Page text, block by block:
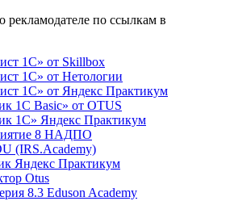
рекламодателе по ссылкам в
1С» от Skillbox
1С» от Нетологии
1С» от Яндекс Практикум
1С Basic» от OTUS
1С» Яндекс Практикум
8 НАДПО
(IRS.Academy)
Яндекс Практикум
Otus
8.3 Eduson Academy